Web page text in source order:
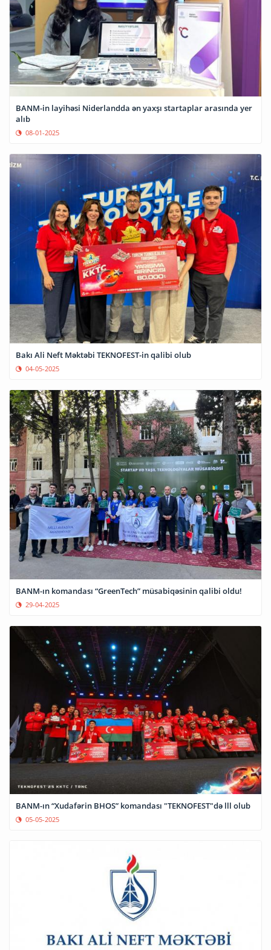
BANM-in layihəsi Niderlandda ən yaxşı startaplar arasında yer
alıb
08-01-2025
Bakı Ali Neft Məktəbi TEKNOFEST-in qalibi olub
04-05-2025
BANM-ın komandası “GreenTech” müsabiqəsinin qalibi oldu!
29-04-2025
BANM-ın “Xudafərin BHOS” komandası "TEKNOFEST"də lll olub
05-05-2025